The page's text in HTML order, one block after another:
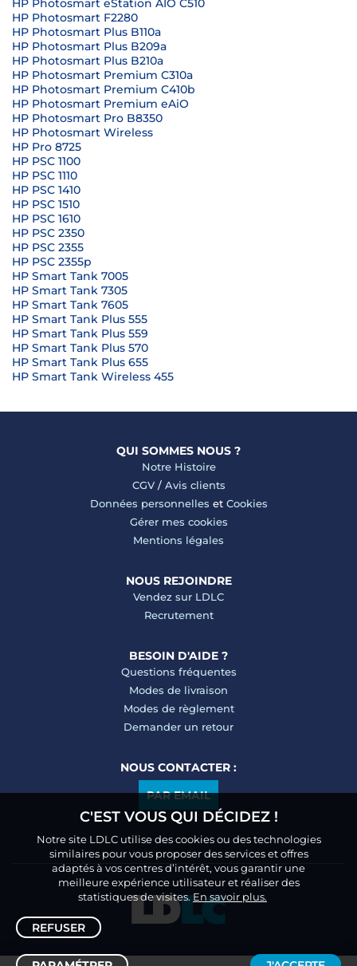
HP Photosmart eStation AIO C510
HP Photosmart F2280
HP Photosmart Plus B110a
HP Photosmart Plus B209a
HP Photosmart Plus B210a
HP Photosmart Premium C310a
HP Photosmart Premium C410b
HP Photosmart Premium eAiO
HP Photosmart Pro B8350
HP Photosmart Wireless
HP Pro 8725
HP PSC 1100
HP PSC 1110
HP PSC 1410
HP PSC 1510
HP PSC 1610
HP PSC 2350
HP PSC 2355
HP PSC 2355p
HP Smart Tank 7005
HP Smart Tank 7305
HP Smart Tank 7605
HP Smart Tank Plus 555
HP Smart Tank Plus 559
HP Smart Tank Plus 570
HP Smart Tank Plus 655
HP Smart Tank Wireless 455
QUI SOMMES NOUS ?
Notre Histoire
CGV/ Avis clients
Données personnelles et Cookies
Gérer mes cookies
Mentions légales
NOUS REJOINDRE
Vendez sur LDLC
Recrutement
BESOIN D'AIDE ?
Questions fréquentes
Modes de livraison
Modes de règlement
Demander un retour
NOUS CONTACTER :
PAR EMAIL
C'EST VOUS QUI DÉCIDEZ !
Notre site LDLC utilise des cookies ou des technologies
similaires pour vous proposer des services et offres
adaptés à vos centres d’intérêt, vous garantir une
meilleure expérience utilisateur et réaliser des
statistiques de visites.En savoir plus.
REFUSER